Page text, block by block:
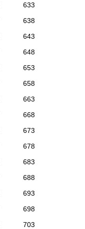
633
638
643
648
653
658
663
668
673
678
683
688
693
698
703